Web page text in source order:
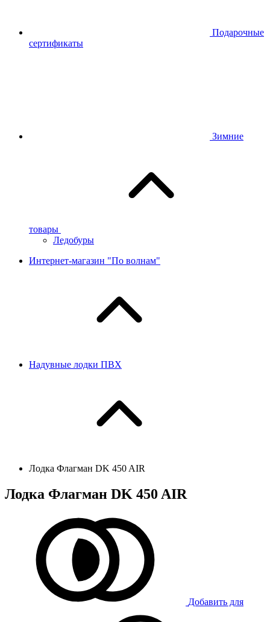
Подарочные
сертификаты
Зимние
товары
Ледобуры
Интернет-магазин "По волнам"
Надувные лодки ПВХ
Лодка Флагман DK 450 AIR
Лодка Флагман DK 450 AIR
Добавить для